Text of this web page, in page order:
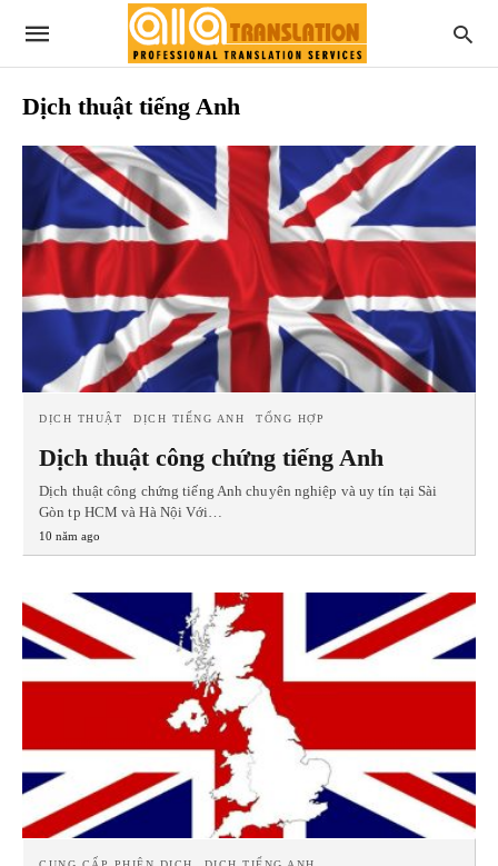
Dịch thuật tiếng Anh
DỊCH THUẬT DỊCH TIẾNG ANH TỔNG HỢP
Dịch thuật công chứng tiếng Anh
Dịch thuật công chứng tiếng Anh chuyên nghiệp và uy tín tại Sài
Gòn tp HCM và Hà Nội Với…
10 năm ago